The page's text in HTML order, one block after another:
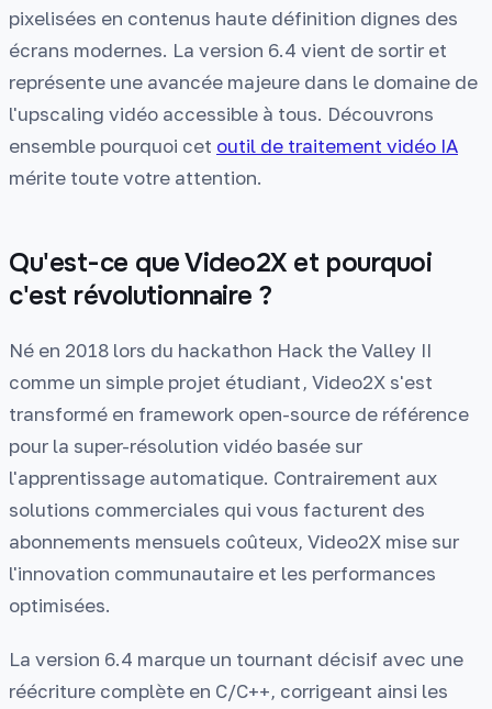
pixelisées en contenus haute définition dignes des
écrans modernes. La version 6.4 vient de sortir et
représente une avancée majeure dans le domaine de
l'upscaling vidéo accessible à tous. Découvrons
ensemble pourquoi cet outil de traitement vidéo IA
mérite toute votre attention.
Qu'est-ce que Video2X et pourquoi
c'est révolutionnaire ?
Né en 2018 lors du hackathon Hack the Valley II
comme un simple projet étudiant, Video2X s'est
transformé en framework open-source de référence
pour la super-résolution vidéo basée sur
l'apprentissage automatique. Contrairement aux
solutions commerciales qui vous facturent des
abonnements mensuels coûteux, Video2X mise sur
l'innovation communautaire et les performances
optimisées.
La version 6.4 marque un tournant décisif avec une
réécriture complète en C/C++, corrigeant ainsi les